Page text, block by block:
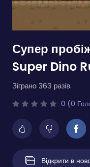
Супер
Super Dino
Зіграно 363 разів.
0 (0
Відкрити в